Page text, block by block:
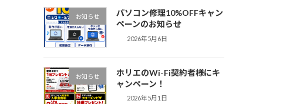
お知らせ
パソコン修理10%OFFキャン
ペーンのお知らせ
2026年5月6日
お知らせ
ホリエのWi-Fi契約者様にキ
ャンペーン！
2026年5月1日